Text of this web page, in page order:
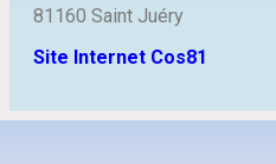
81160 Saint Juéry
Site Internet Cos81